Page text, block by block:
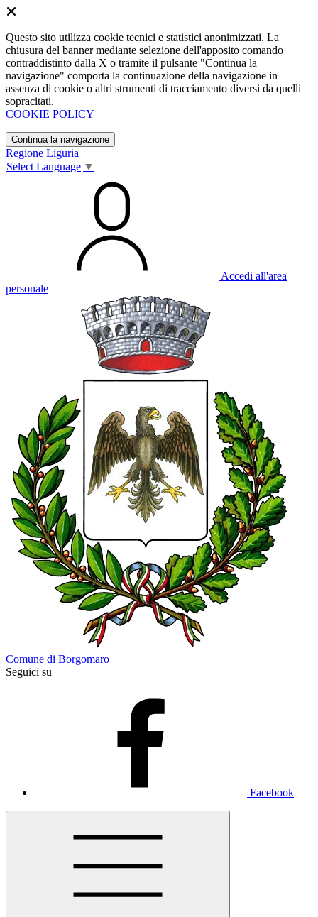
Questo sito utilizza cookie tecnici e statistici anonimizzati. La
chiusura del banner mediante selezione dell'apposito comando
contraddistinto dalla X o tramite il pulsante "Continua la
navigazione" comporta la continuazione della navigazione in
assenza di cookie o altri strumenti di tracciamento diversi da quelli
sopracitati.
COOKIE POLICY
Continua la navigazione
Regione Liguria
Select Language ▼
Accedi all'area
personale
Comune di Borgomaro
Seguici su
Facebook